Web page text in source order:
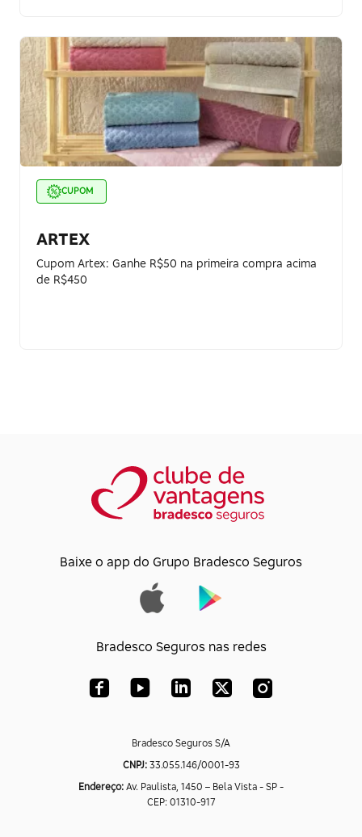
CUPOM
ARTEX
Cupom Artex: Ganhe R$50 na primeira compra acima
de R$450
Baixe o app do Grupo Bradesco Seguros
Bradesco Seguros nas redes
Bradesco Seguros S/A
CNPJ:33.055.146/0001-93
Endereço: Av. Paulista, 1450 – Bela Vista - SP -
CEP: 01310-917